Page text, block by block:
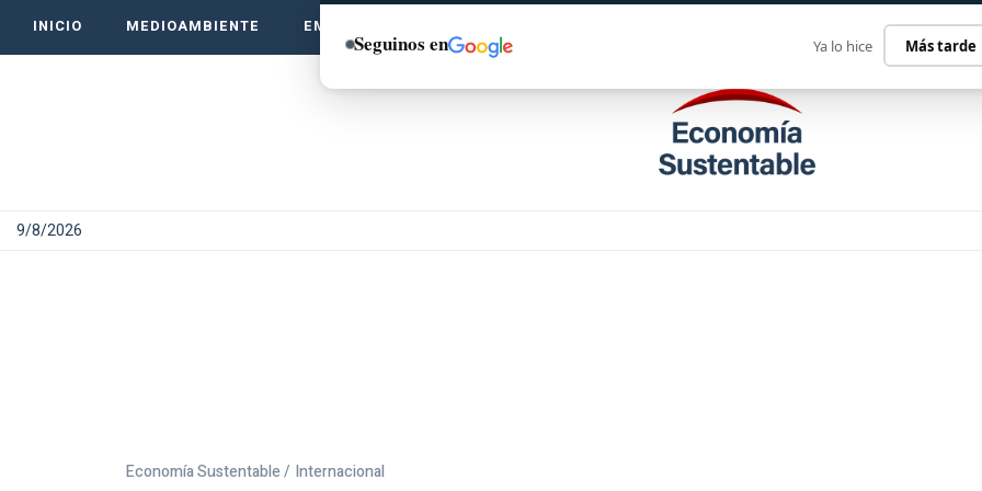
INICIO MEDIOAMBIENTE EMPRENDE VERDE
9/8/2026
Economía Sustentable / Internacional
Seguinos en Ya lo hice Más tarde